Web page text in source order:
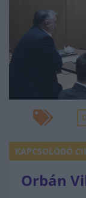
KAPCSOLÓDÓ
Orbán